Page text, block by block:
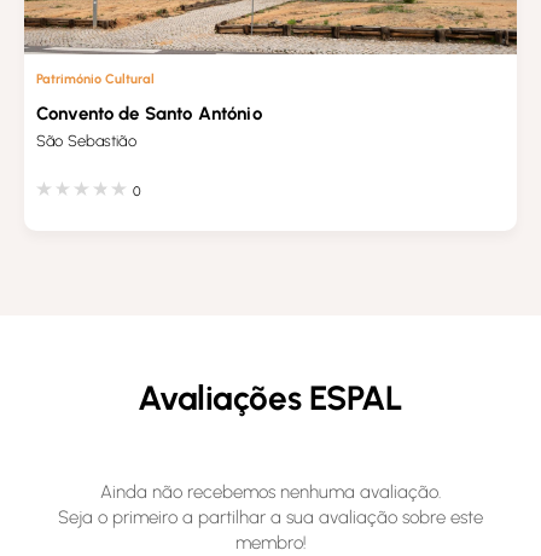
Património Cultural
Convento de Santo António
São Sebastião
0
Avaliações ESPAL
Ainda não recebemos nenhuma avaliação.
Seja o primeiro a partilhar a sua avaliação sobre este
membro!